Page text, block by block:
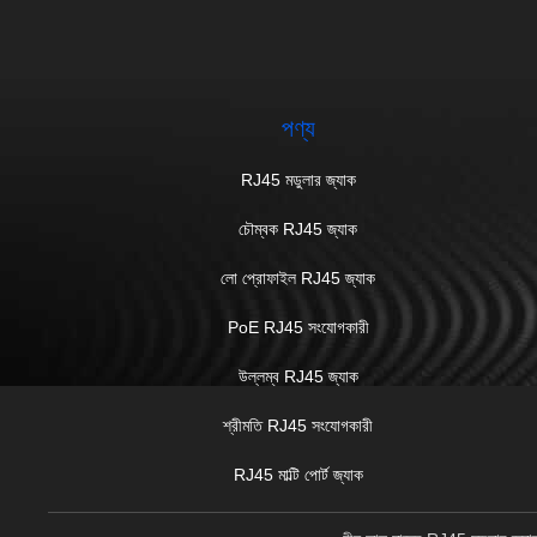
পণ্য
RJ45 মডুলার জ্যাক
চৌম্বক RJ45 জ্যাক
লো প্রোফাইল RJ45 জ্যাক
PoE RJ45 সংযোগকারী
উল্লম্ব RJ45 জ্যাক
শ্রীমতি RJ45 সংযোগকারী
RJ45 মাল্টি পোর্ট জ্যাক